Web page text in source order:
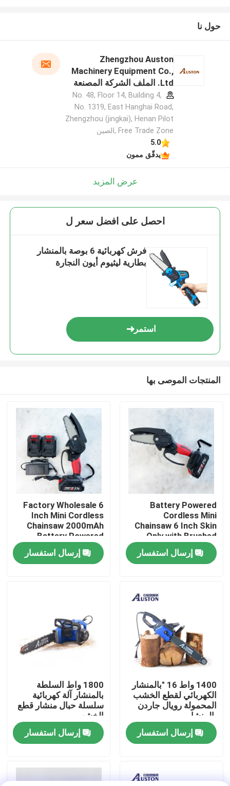
المنتجات
فيديوهات
عرض المصنع
اتصل بنا
اطلب اقتباس
بالمنشار البنزين
منشار كهربائي
حول نا
Zhengzhou Auston
Machinery Equipment Co.,
Ltd. الملف الشركة المصنعة
No. 48, Floor 14, Building 4,
No. 1319, East Hanghai Road,
Zhengzhou (jingkai), Henan Pilot
Free Trade Zone ,الصين
5.0
يدقّق ممون
عرض المزيد
احصل على افضل سعر ل
فرش كهربائية 6 بوصة بالمنشار
بطارية ليثيوم أيون النجارة
استمر
المنتجات الموصى بها
Battery Powered
Cordless Mini
Chainsaw 6 Inch Skin
Only with Brushed
motor
إرسال استفسار
Factory Wholesale 6
Inch Mini Cordless
Chainsaw 2000mAh
Battery Powered
إرسال استفسار
1400 واط 16 "بالمنشار
الكهربائي لقطع الخشب
المحمولة رويال جاردن
بالمنشار
إرسال استفسار
1800 واط السلطة
بالمنشار آلة كهربائية
سلسلة حبال منشار قطع
الخشب
إرسال استفسار